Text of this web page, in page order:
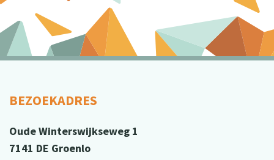
BEZOEKADRES
Oude Winterswijkseweg 1
7141 DE Groenlo